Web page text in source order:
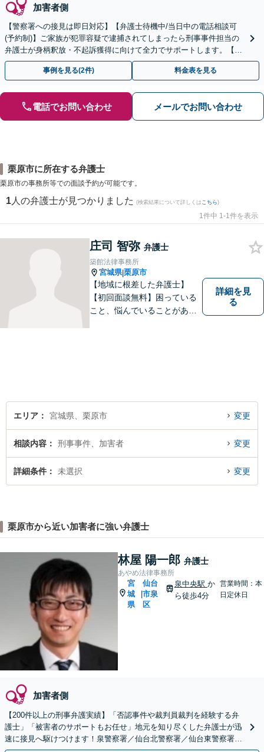
加害者側
【警察署への接見は即日対応】【弁護士待機中/当日中の電話相談可
(予約制)】ご家族が犯罪容疑で逮捕されてしまったら刑事事件担当の
弁護士が身柄釈放・不起訴獲得に向けて全力でサポートします。【毎
月100名以上の相談実績】【北海道・東北エリア対応】
事例を見る(2件) 料金表を見る
電話でお問い合わせ メールでお問い合わせ
栗原市に所在する弁護士
栗原市の事務所等での面談予約が可能です。
1 人の弁護士が見つかりました (検索結果について詳しくは こちら)
1件中 1-1件を表示
庄司 智弥 弁護士
築館法律事務所
宮城県|栗原市
【地域に根差した弁護士】
【初回面談無料】困っている
こと、悩んでいることがあっ
応可能】
詳細を見
る
エリア 宮城県、栗原市 変更
相談内容 刑事事件、加害者 変更
詳細条件 未選択 変更
栗原市から近い加害者に強い弁護士
林屋 陽一郎 弁護士
あやめ法律事務所
宮
城
県
仙台
市泉
区
泉中央駅 か
ら徒歩4分
営業時間：本
日定休日
加害者側
【200件以上の刑事弁護実績】「否認事件や裁判員裁判を経験する弁
護士」「被害者のサポートもお任せ」地元を知り尽くした弁護士が迅
速に接見へ駆けつけます！泉警察署／仙台北警察署／仙台東警察署／
仙台南警察署／仙台中央警察署／若林警察署など